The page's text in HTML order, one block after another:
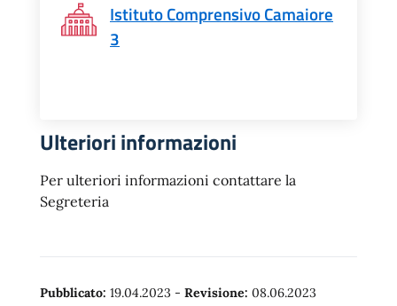
Istituto Comprensivo Camaiore
3
Ulteriori informazioni
Per ulteriori informazioni contattare la
Segreteria
Pubblicato: 19.04.2023 - Revisione: 08.06.2023